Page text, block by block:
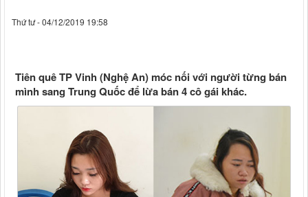
Thứ tư - 04/12/2019 19:58
Tiên quê TP Vinh (Nghệ An) móc nối với người từng bán
mình sang Trung Quốc để lừa bán 4 cô gái khác.